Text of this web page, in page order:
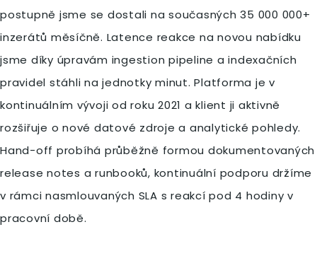
postupně jsme se dostali na současných 35 000 000+
inzerátů měsíčně. Latence reakce na novou nabídku
jsme díky úpravám ingestion pipeline a indexačních
pravidel stáhli na jednotky minut. Platforma je v
kontinuálním vývoji od roku 2021 a klient ji aktivně
rozšiřuje o nové datové zdroje a analytické pohledy.
Hand-off probíhá průběžně formou dokumentovaných
release notes a runbooků, kontinuální podporu držíme
v rámci nasmlouvaných SLA s reakcí pod 4 hodiny v
pracovní době.